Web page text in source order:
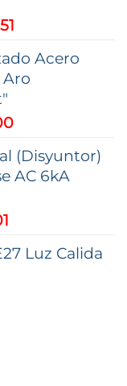
precios:
desde
Acero
Rango
precios:
desde
(Disyuntor)
AC 6kA
precios:
Luz Calida